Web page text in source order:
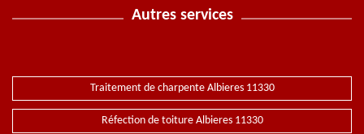
Autres services
Traitement de charpente Albieres 11330
Réfection de toiture Albieres 11330